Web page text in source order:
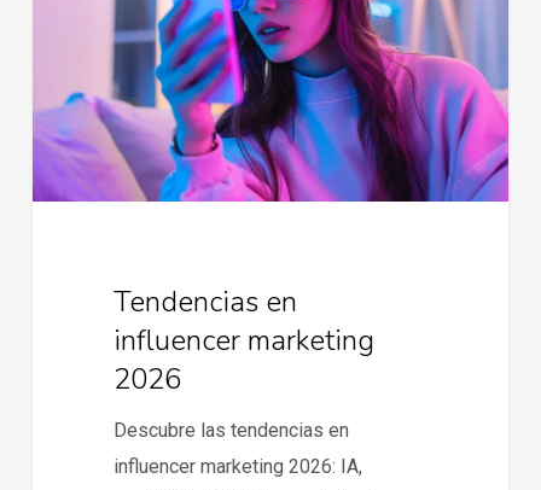
Tendencias en
influencer marketing
2026
Descubre las tendencias en
influencer marketing 2026: IA,